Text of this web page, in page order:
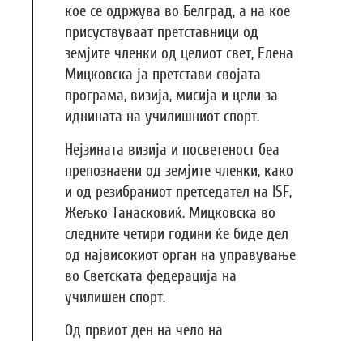
кое се одржува во Белград, а на кое
присуствуваат претставници од
земјите членки од целиот свет, Елена
Мицковска ја претстави својата
програма, визија, мисија и цели за
иднината на училишниот спорт.
Нејзината визија и посветеност беа
препознаени од земјите членки, како
и од резибраниот претседател на ISF,
Жељко Танасковиќ. Мицковска во
следните четири години ќе биде дел
од највисокиот орган на управување
во Светската федерација на
училишен спорт.
Од првиот ден на чело на